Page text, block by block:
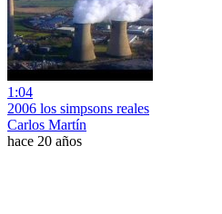
1:04
2006 los simpsons reales
Carlos Martín
hace 20 años